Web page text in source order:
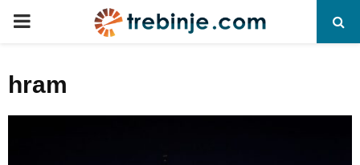
P
hram